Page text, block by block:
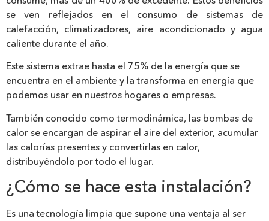
se ven reflejados en el consumo de sistemas de
calefacción, climatizadores, aire acondicionado y agua
caliente durante el año.
Este sistema extrae hasta el 75% de la energía que se
encuentra en el ambiente y la transforma en energía que
podemos usar en nuestros hogares o empresas.
También conocido como termodinámica, las bombas de
calor se encargan de aspirar el aire del exterior, acumular
las calorías presentes y convertirlas en calor,
distribuyéndolo por todo el lugar.
¿Cómo se hace esta instalación?
Es una tecnología limpia que supone una ventaja al ser